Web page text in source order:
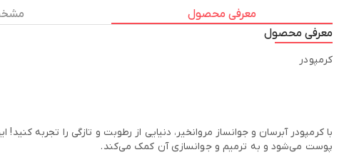
معرفی محصول
معرفی محصول
کرمپودر
با کرمپودر آبرسان و جوانساز مروانخیر، دنیایی از رطوبت و تازگی را
پوست می‌شود و به ترمیم و جوانسازی آن کمک می‌کند.